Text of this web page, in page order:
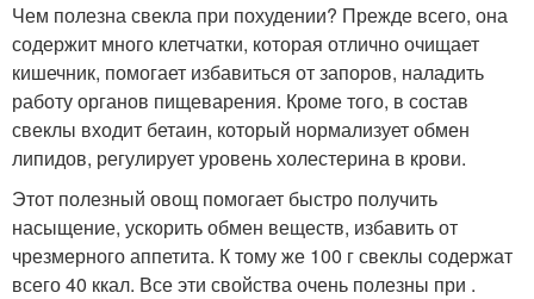
Чем полезна свекла при похудении? Прежде всего, она
содержит много клетчатки, которая отлично очищает
кишечник, помогает избавиться от запоров, наладить
работу органов пищеварения. Кроме того, в состав
свеклы входит бетаин, который нормализует обмен
липидов, регулирует уровень холестерина в крови.
Этот полезный овощ помогает быстро получить
насыщение, ускорить обмен веществ, избавить от
чрезмерного аппетита. К тому же 100 г свеклы содержат
всего 40 ккал. Все эти свойства очень полезны при .